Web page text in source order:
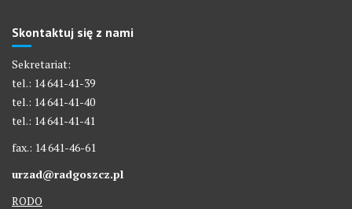
Skontaktuj się z nami
Sekretariat:
tel.: 14 641-41-39
tel.: 14 641-41-40
tel.: 14 641-41-41
fax.: 14 641-46-61
urzad@radgoszcz.pl
RODO